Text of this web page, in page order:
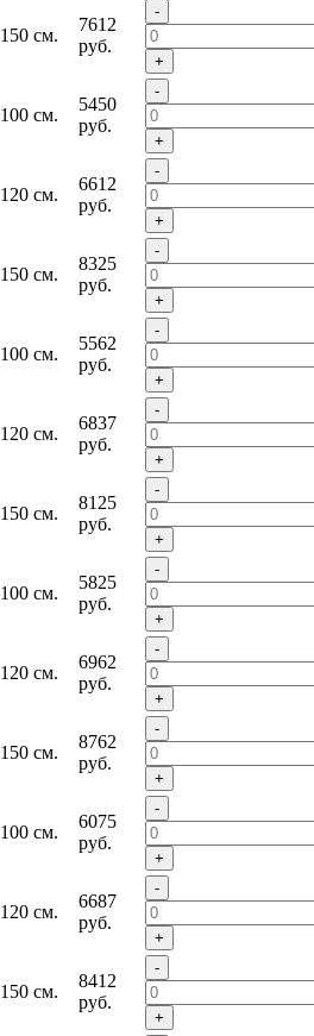
150 см.
7612
руб.
-
+
100 см.
5450
руб.
-
+
120 см.
6612
руб.
-
+
150 см.
8325
руб.
-
+
100 см.
5562
руб.
-
+
120 см.
6837
руб.
-
+
150 см.
8125
руб.
-
+
100 см.
5825
руб.
-
+
120 см.
6962
руб.
-
+
150 см.
8762
руб.
-
+
100 см.
6075
руб.
-
+
120 см.
6687
руб.
-
+
150 см.
8412
руб.
-
+